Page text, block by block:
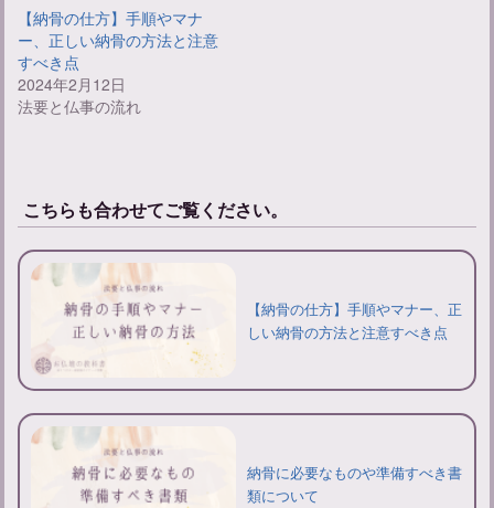
【納骨の仕方】手順やマナ
ー、正しい納骨の方法と注意
すべき点
2024年2月12日
法要と仏事の流れ
こちらも合わせてご覧ください。
【納骨の仕方】手順やマナー、正
しい納骨の方法と注意すべき点
納骨に必要なものや準備すべき書
類について